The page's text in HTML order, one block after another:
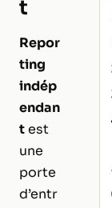
t
Repor
ting
indép
endan
test
une
porte
d’entr